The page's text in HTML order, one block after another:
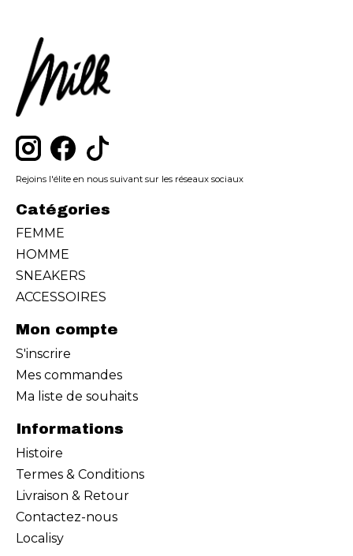
Rejoins l'élite en nous suivant sur les réseaux sociaux
Catégories
FEMME
HOMME
SNEAKERS
ACCESSOIRES
Mon compte
S'inscrire
Mes commandes
Ma liste de souhaits
Informations
Histoire
Termes & Conditions
Livraison & Retour
Contactez-nous
Localisy